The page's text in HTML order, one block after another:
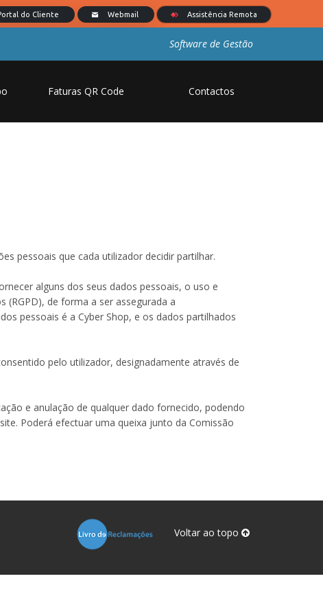
Software de Gestão
Faturas QR Code Contactos
pessoais que cada utilizador decidir partilhar.
alguns dos seus dados pessoais, o uso e
de forma a ser assegurada a
pessoais é a Cyber Shop, e os dados partilhados
pelo utilizador, designadamente através de
e anulação de qualquer dado fornecido, podendo
Poderá efectuar uma queixa junto da Comissão
Voltar ao topo